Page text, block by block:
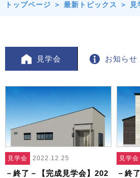
トップページ ＞ 最新トピックス ＞ 見
見学会 お知らせ
見学会 2022.12.25
－終了－【完成見学会】202
見学会
－終